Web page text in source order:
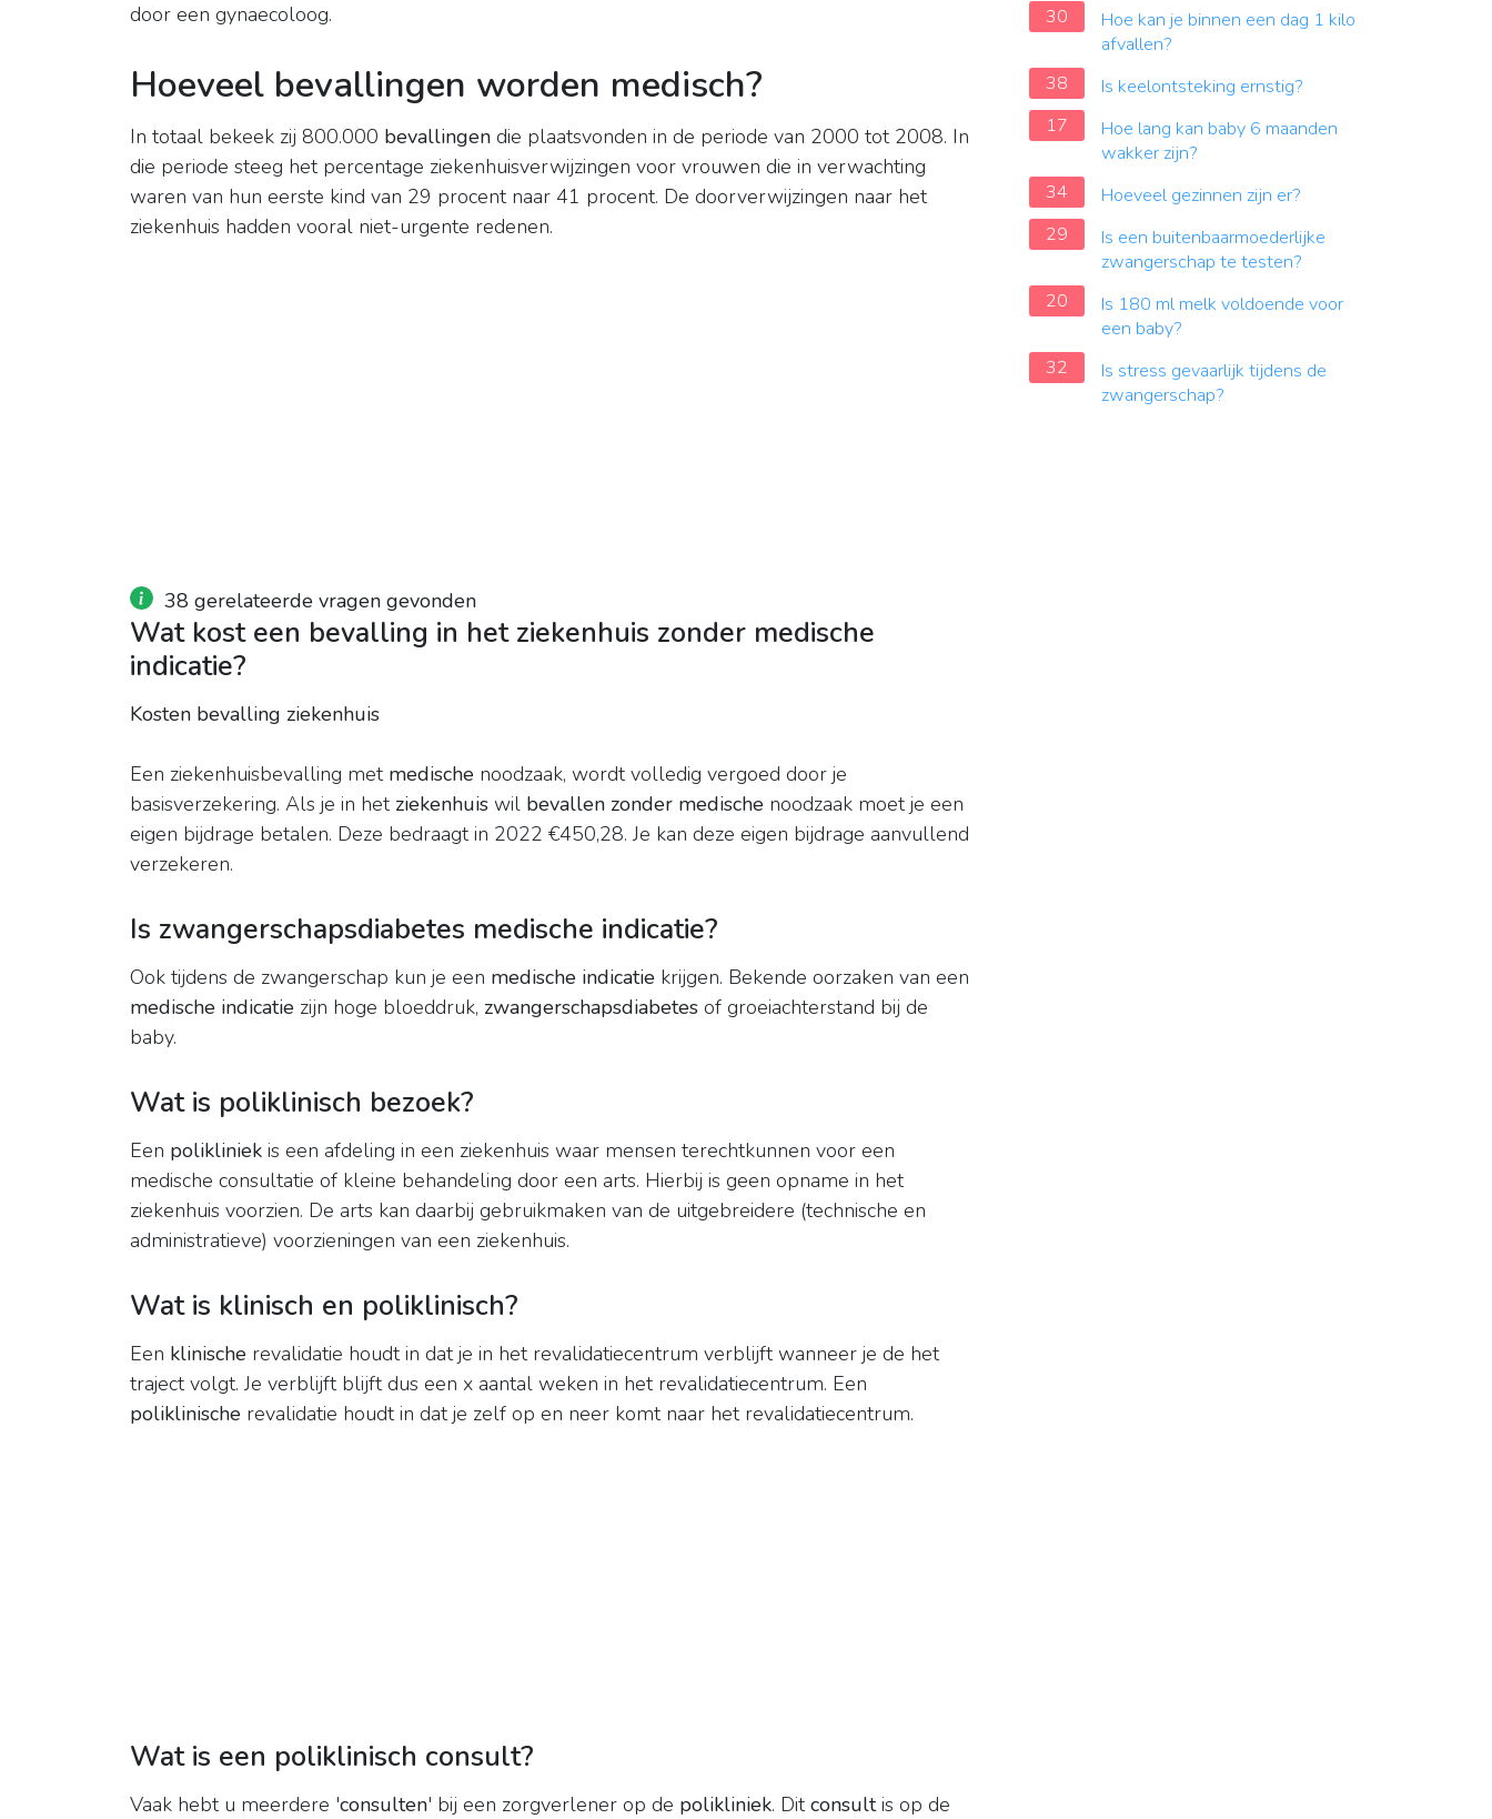
door een gynaecoloog.
Hoeveel bevallingen worden medisch?
In totaal bekeek zij 800.000 bevallingen die plaatsvonden in de periode van 2000 tot 2008. In
die periode steeg het percentage ziekenhuisverwijzingen voor vrouwen die in verwachting
waren van hun eerste kind van 29 procent naar 41 procent. De doorverwijzingen naar het
ziekenhuis hadden vooral niet-urgente redenen.
38 gerelateerde vragen gevonden
Wat kost een bevalling in het ziekenhuis zonder medische
indicatie?
Kosten bevalling ziekenhuis
Een ziekenhuisbevalling met medische noodzaak, wordt volledig vergoed door je
basisverzekering. Als je in het ziekenhuis wil bevallen zonder medische noodzaak moet je een
eigen bijdrage betalen. Deze bedraagt in 2022 €450,28. Je kan deze eigen bijdrage aanvullend
verzekeren.
Is zwangerschapsdiabetes medische indicatie?
Ook tijdens de zwangerschap kun je een medische indicatie krijgen. Bekende oorzaken van een
medische indicatie zijn hoge bloeddruk, zwangerschapsdiabetes of groeiachterstand bij de
baby.
Wat is poliklinisch bezoek?
Een polikliniek is een afdeling in een ziekenhuis waar mensen terechtkunnen voor een
medische consultatie of kleine behandeling door een arts. Hierbij is geen opname in het
ziekenhuis voorzien. De arts kan daarbij gebruikmaken van de uitgebreidere (technische en
administratieve) voorzieningen van een ziekenhuis.
Wat is klinisch en poliklinisch?
Een klinische revalidatie houdt in dat je in het revalidatiecentrum verblijft wanneer je de het
traject volgt. Je verblijft blijft dus een x aantal weken in het revalidatiecentrum. Een
poliklinische revalidatie houdt in dat je zelf op en neer komt naar het revalidatiecentrum.
Wat is een poliklinisch consult?
Vaak hebt u meerdere 'consulten' bij een zorgverlener op de polikliniek. Ditconsultis op de
30
Hoe kan je binnen een dag 1 kilo
afvallen?
38
Is keelontsteking ernstig?
17
Hoe lang kan baby 6 maanden
wakker zijn?
34
Hoeveel gezinnen zijn er?
29
Is een buitenbaarmoederlijke
zwangerschap te testen?
20
Is 180 ml melk voldoende voor
een baby?
32
Is stress gevaarlijk tijdens de
zwangerschap?